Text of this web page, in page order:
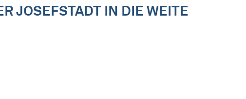
JOSEFSTADT IN DIE WEITE